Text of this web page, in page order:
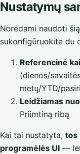
Nustatymų
Norėdami naudoti
sukonfigūruokite du
Referencinė
(dienos/
metų/YTD/
Leidžiamas
Priimtiną ribą
Kai tai nustatyta, tos
programėlės UI —